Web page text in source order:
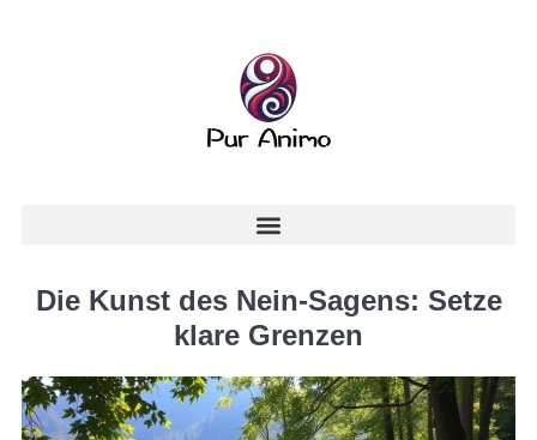
Die Kunst des Nein-Sagens: Setze
klare Grenzen